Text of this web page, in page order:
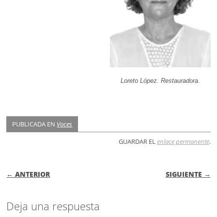
Loreto López. Restauradora.
PUBLICADA EN Voces
GUARDAR ELenlace permanente.
NAVEGACIÓN DE ENTRADAS
← ANTERIOR SIGUIENTE →
Deja una respuesta